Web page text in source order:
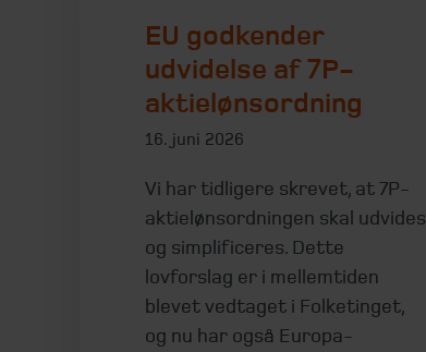
EU godkender
udvidelse af 7P-
aktielønsordning
16. juni 2026
Vi har tidligere skrevet, at 7P-
aktielønsordningen skal udvides
og simplificeres. Dette
lovforslag er i mellemtiden
blevet vedtaget i Folketinget,
og nu har også Europa-